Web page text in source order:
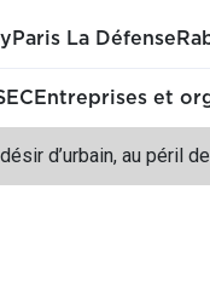
Paris La Défense
Entreprises et
d’urbain, au péril